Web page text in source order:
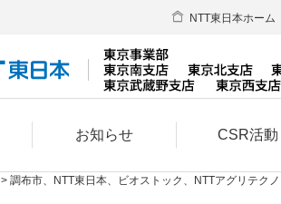
お知らせ CSR活動
NTT東日本ホーム
> 調布市、NTT東日本、ビオストック、NTTアグリテク